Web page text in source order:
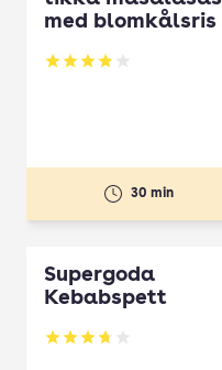
med blomkålsris
Betyg: 3.9 av 5
30 min
Supergoda
Kebabspett
Betyg: 3.71 av 5